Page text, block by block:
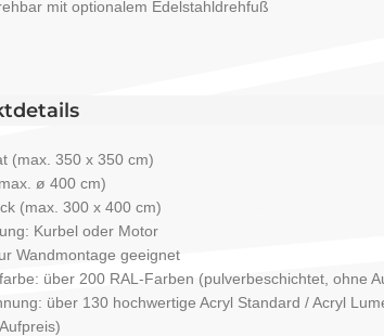
mit optionalem Edelstahldrehfuß
(max. 350 x 350 cm)
ø 400 cm)
(max. 300 x 400 cm)
Kurbel oder Motor
Wandmontage geeignet
über 200 RAL-Farben (pulverbeschichtet, ohne
über 130 hochwertige Acryl Standard / Acryl